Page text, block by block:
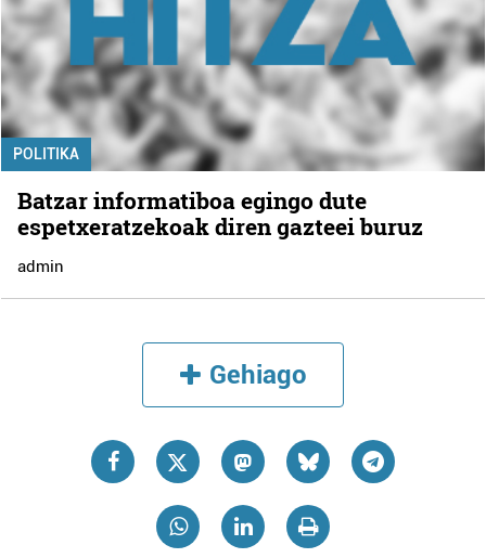
POLITIKA
Batzar informatiboa egingo dute
espetxeratzekoak diren gazteei buruz
admin
Gehiago